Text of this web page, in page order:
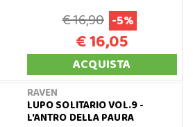
€ 16,90 -5%
€ 16,05
ACQUISTA
RAVEN
LUPO SOLITARIO VOL.9 -
L'ANTRO DELLA PAURA